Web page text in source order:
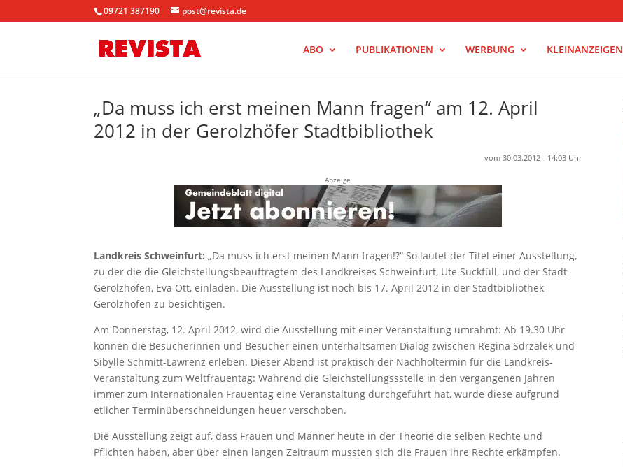
09721 387190 post@revista.de
ABO PUBLIKATIONEN WERBUNG KLEINANZEIGEN
„Da muss ich erst meinen Mann fragen“ am 12. April
2012 in der Gerolzhöfer Stadtbibliothek
vom 30.03.2012 - 14:03 Uhr
Anzeige
Landkreis Schweinfurt: „Da muss ich erst meinen Mann fragen!?“ So lautet der Titel einer Ausstellung,
zu der die die Gleichstellungsbeauftragtem des Landkreises Schweinfurt, Ute Suckfüll, und der Stadt
Gerolzhofen, Eva Ott, einladen. Die Ausstellung ist noch bis 17. April 2012 in der Stadtbibliothek
Gerolzhofen zu besichtigen.
Am Donnerstag, 12. April 2012, wird die Ausstellung mit einer Veranstaltung umrahmt: Ab 19.30 Uhr
können die Besucherinnen und Besucher einen unterhaltsamen Dialog zwischen Regina Sdrzalek und
Sibylle Schmitt-Lawrenz erleben. Dieser Abend ist praktisch der Nachholtermin für die Landkreis-
Veranstaltung zum Weltfrauentag: Während die Gleichstellungssstelle in den vergangenen Jahren
immer zum Internationalen Frauentag eine Veranstaltung durchgeführt hat, wurde diese aufgrund
etlicher Terminüberschneidungen heuer verschoben.
Die Ausstellung zeigt auf, dass Frauen und Männer heute in der Theorie die selben Rechte und
Pflichten haben, aber über einen langen Zeitraum mussten sich die Frauen ihre Rechte erkämpfen.